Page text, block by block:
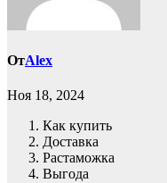
ОтAlex
Ноя 18, 2024
Как купить
Доставка
Растаможка
Выгода